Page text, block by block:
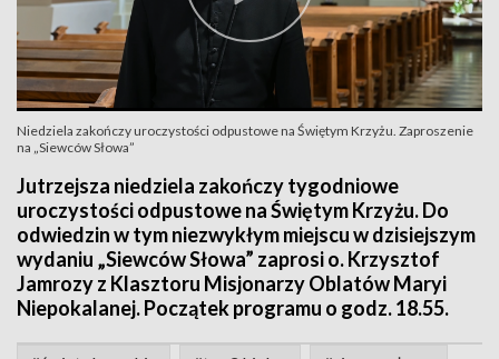
Niedziela zakończy uroczystości odpustowe na Świętym Krzyżu. Zaproszenie
na „Siewców Słowa”
Jutrzejsza niedziela zakończy tygodniowe
uroczystości odpustowe na Świętym Krzyżu. Do
odwiedzin w tym niezwykłym miejscu w dzisiejszym
wydaniu „Siewców Słowa” zaprosi o. Krzysztof
Jamrozy z Klasztoru Misjonarzy Oblatów Maryi
Niepokalanej. Początek programu o godz. 18.55.